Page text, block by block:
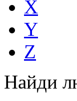
X
Y
Z
Найди